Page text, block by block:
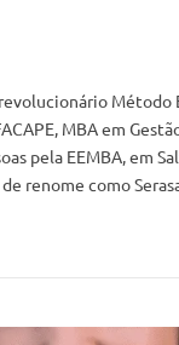
MBA em
pela EEMBA, em
renome como